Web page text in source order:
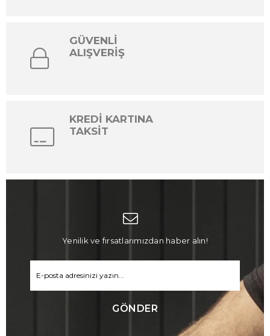
GÜVENLİ
ALIŞVERİŞ
KREDİ KARTINA
TAKSİT
Yenilik ve fırsatlarımızdan haber alın!
GÖNDER